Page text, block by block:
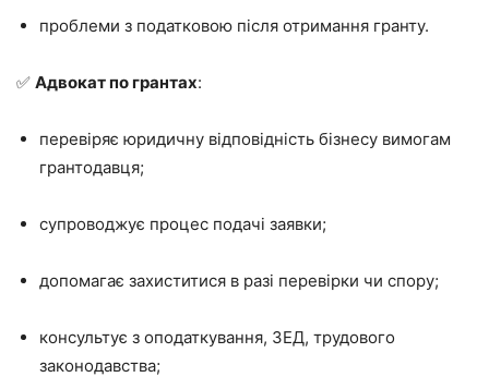
проблеми з податковою після отримання гранту.
✅ Адвокат по грантах:
перевіряє юридичну відповідність бізнесу вимогам
грантодавця;
супроводжує процес подачі заявки;
допомагає захиститися в разі перевірки чи спору;
консультує з оподаткування, ЗЕД, трудового
законодавства;